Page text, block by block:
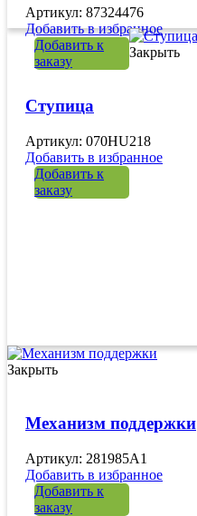
Артикул: 87324476
Добавить в избранное
Добавить к
заказу
Закрыть
Ступица
Артикул: 070HU218
Добавить в избранное
Добавить к
заказу
Закрыть
Механизм поддержки
Артикул: 281985A1
Добавить в избранное
Добавить к
заказу